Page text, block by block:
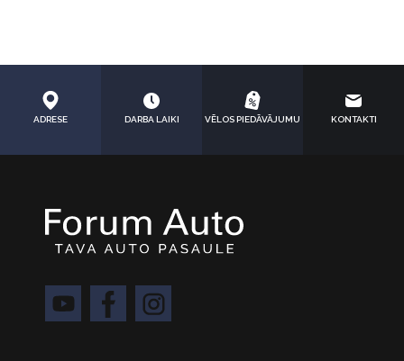
ADRESE DARBA LAIKI VĒLOS PIEDĀVĀJUMU KONTAKTI